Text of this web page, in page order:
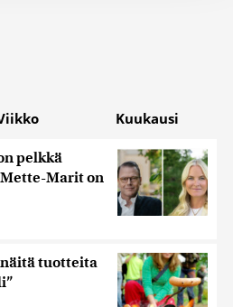
mainosalan ja analytiikka-
siitä, miten käytät
heidän palvelujaan. Tietoja
Kuukausi
pelkkä
Marit on
tuotteita